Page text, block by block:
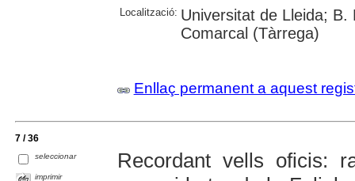
Localització: Universitat de Lleida; B.
Comarcal (Tàrrega)
Enllaç permanent a aquest
7 / 36
seleccionar
imprimir
Recordant vells oficis: